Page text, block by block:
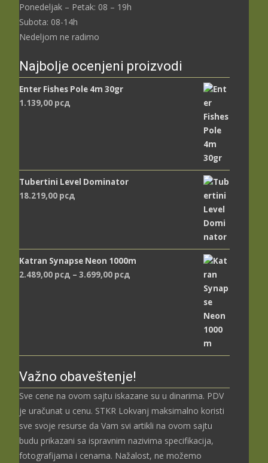
Ponedeljak – Petak: 08 – 19h
Subota: 08-14h
Nedeljom ne radimo
Najbolje ocenjeni proizvodi
Enter Fishes Pole 4m 30gr
1.139,00 рсд
Tubertini Level Dominator
18.219,00 рсд
Katran Synapse Neon 1000m
2.489,00 рсд – 3.699,00 рсд
Važno obaveštenje!
Sve cene na ovom sajtu iskazane su u dinarima. PDV
je uračunat u cenu. STKR Lokvanj maksimalno koristi
sve svoje resurse da Vam svi artikli na ovom sajtu
budu prikazani sa ispravnim nazivima specifikacija,
fotografijama i cenama. Nažalost, ne možemo